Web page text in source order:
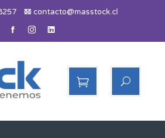
contacto@masstock.cl